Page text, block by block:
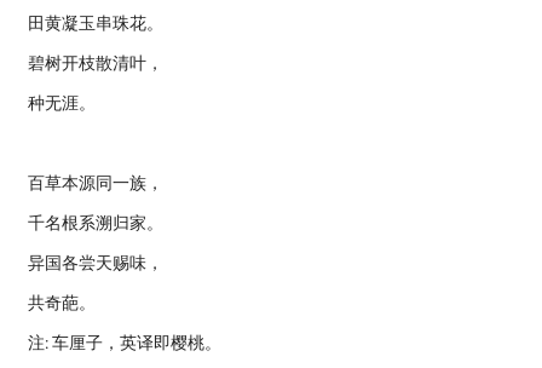
田黄凝玉串珠花。
碧树开枝散清叶，
种无涯。
百草本源同一族，
千名根系溯归家。
异国各尝天赐味，
共奇葩。
注: 车厘子，英译即樱桃。